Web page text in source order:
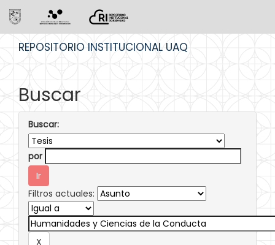
REPOSITORIO INSTITUCIONAL UAQ
Buscar
Buscar:
por
Filtros actuales: